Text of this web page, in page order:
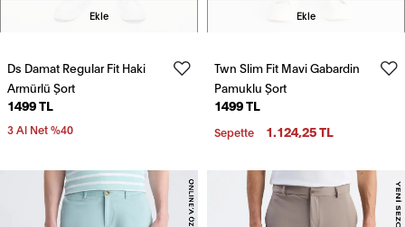
Ekle
Ds Damat Regular Fit Haki
Armürlü Şort
1499 TL
3 Al Net %40
Ekle
Twn Slim Fit Mavi Gabardin
Pamuklu Şort
1499 TL
Sepette 1.124,25 TL